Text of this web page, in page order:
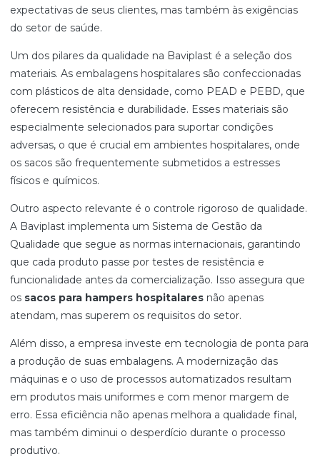
expectativas de seus clientes, mas também às exigências
do setor de saúde.
Um dos pilares da qualidade na Baviplast é a seleção dos
materiais. As embalagens hospitalares são confeccionadas
com plásticos de alta densidade, como PEAD e PEBD, que
oferecem resistência e durabilidade. Esses materiais são
especialmente selecionados para suportar condições
adversas, o que é crucial em ambientes hospitalares, onde
os sacos são frequentemente submetidos a estresses
físicos e químicos.
Outro aspecto relevante é o controle rigoroso de qualidade.
A Baviplast implementa um Sistema de Gestão da
Qualidade que segue as normas internacionais, garantindo
que cada produto passe por testes de resistência e
funcionalidade antes da comercialização. Isso assegura que
os sacos para hampers hospitalares não apenas
atendam, mas superem os requisitos do setor.
Além disso, a empresa investe em tecnologia de ponta para
a produção de suas embalagens. A modernização das
máquinas e o uso de processos automatizados resultam
em produtos mais uniformes e com menor margem de
erro. Essa eficiência não apenas melhora a qualidade final,
mas também diminui o desperdício durante o processo
produtivo.